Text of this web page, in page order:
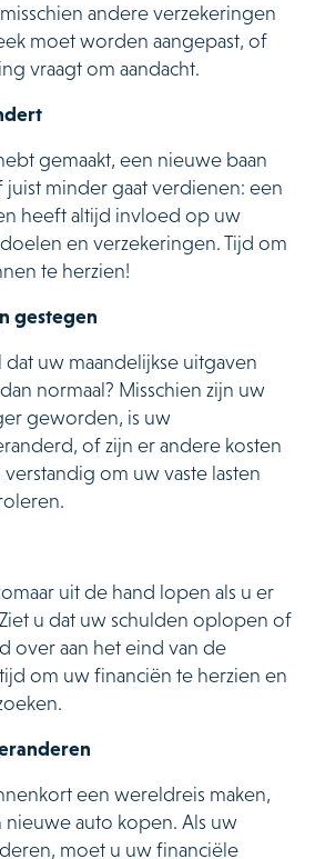
andere verzekeringen
moet worden aangepast, of
vraagt om aandacht.
gemaakt, een nieuwe baan
minder gaat verdienen: een
heeft altijd invloed op uw
en verzekeringen. Tijd om
te herzien!
gestegen
uw maandelijkse uitgaven
normaal? Misschien zijn uw
geworden, is uw
of zijn er andere kosten
om uw vaste lasten
uit de hand lopen als u er
u dat uw schulden oplopen of
over aan het eind van de
om uw financiën te herzien en
een wereldreis maken,
auto kopen. Als uw
moet u uw financiële